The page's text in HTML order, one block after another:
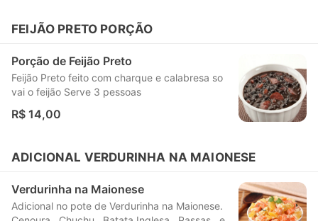
FEIJÃO PRETO PORÇÃO
Porção de Feijão Preto
Feijão Preto feito com charque e calabresa so
vai o feijão Serve 3 pessoas
R$ 14,00
ADICIONAL VERDURINHA NA MAIONESE
Verdurinha na Maionese
Adicional no pote de Verdurinha na Maionese.